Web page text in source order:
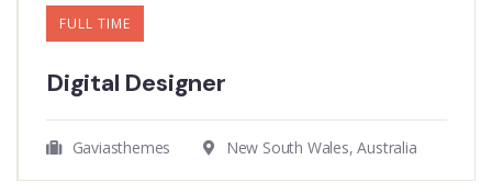
FULL TIME
Digital Designer
Gaviasthemes New South Wales, Australia